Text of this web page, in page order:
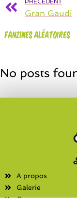
Gran Gaudi
Fanzines aléatoires
No posts
A propos
Galerie
Contact